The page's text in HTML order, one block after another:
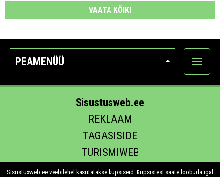
VAATA KÕIKI
PEAMENÜÜ
Ava
Sisustusweb.ee
REKLAAM
TAGASISIDE
TURISMIWEB
EHITUS.EE
Sisustusweb.ee veebilehel kasutatakse küpsiseid. Küpsistest saate loobuda igal